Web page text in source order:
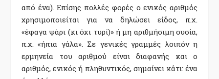
από ένα). Επίσης πολλές φορές ο ενικός αριθμός
χρησιμοποιείται για να δηλώσει είδος, π.χ.
«έφαγα ψάρι (κι όχι τυρί)» ή μη αριθμήσιμη ουσία,
π.χ. «ήπια γάλα». Σε γενικές γραμμές λοιπόν η
ερμηνεία του αριθμού είναι διαφανής και ο
αριθμός, ενικός ή πληθυντικός, σημαίνει κάτι: ένα